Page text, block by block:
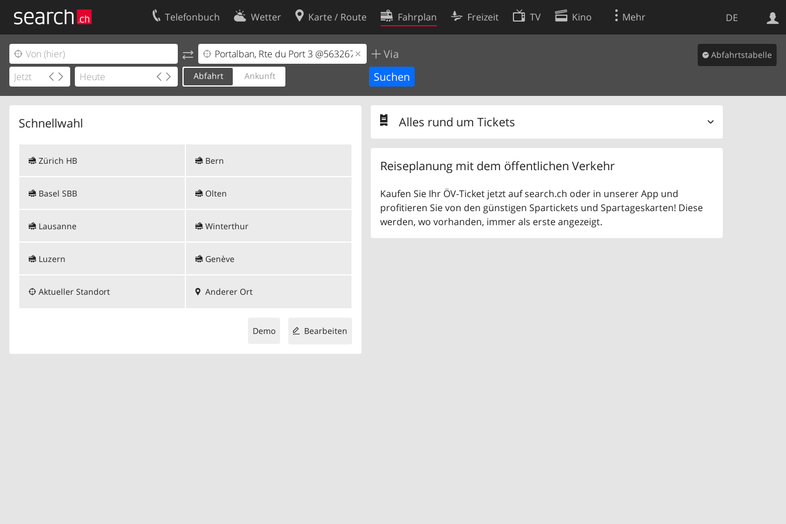
DE
Telefonbuch Wetter Karte / Route Fahrplan Freizeit TV Kino Mehr
Via
Abfahrt Ankunft
Abfahrtstabelle
Schnellwahl
Zürich HB
Basel SBB
Lausanne
Luzern
Bern
Olten
Winterthur
Genève
Aktueller Standort Anderer Ort
Bearbeiten
Demo
Alles rund um Tickets
Reiseplanung mit dem öffentlichen Verkehr
Kaufen Sie Ihr ÖV-Ticket jetzt auf search.ch oder in unserer App und
profitieren Sie von den günstigen Spartickets und Spartageskarten! Diese
werden, wo vorhanden, immer als erste angezeigt.
Ihr Eintrag
Kundencenter Geschäftskunden
Kontakt
Nutzungsbedingungen
Cookie-Einstellungen